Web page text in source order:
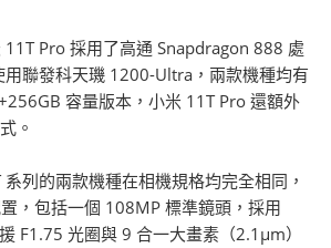
Pro 採用了高通 Snapdragon 888 處
聯發科天璣 1200-Ultra，兩款機種均有
容量版本，小米 11T Pro 還額外
。
列的兩款機種在相機規格均完全相同，
，包括一個 108MP 標準鏡頭，採用
F1.75 光圈與 9 合一大畫素（2.1μm）